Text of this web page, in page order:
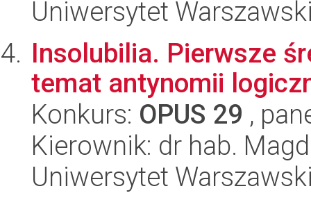
Uniwersytet
Insolubilia. Pierwsze
temat antynomii
Konkurs: OPUS 29 ,
Kierownik: dr hab.
Uniwersytet